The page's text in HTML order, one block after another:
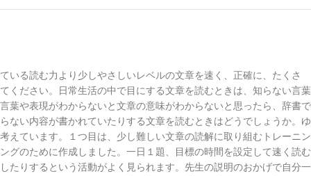
いる読む力より少しやさしいレベルの文章を速く、正確に、たくさ
ださい。日常生活の中で目にする文章を読むときは、知らない言葉
葉や表現がわからないと文章の意味がわからないと思ったら、辞書で
ない内容が書かれていたりする文章を読むときはどうでしょうか。ゆ
ています。１つ目は、少し難しい文章の読解に取り組むトレーニン
グのために作成しました。一日１題、目標の時間を設定して速く読む
りするという活動がよく見られます。先生の説明のおかげで自分一